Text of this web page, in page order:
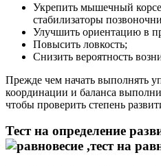
Укрепить мышечный
стабилизаторы
Улучшить ориентацию в
Повысить ловкость;
Снизить вероятность
Прежде чем начать выполнять
координации и баланса
чтобы проверить степень
Тест на определение